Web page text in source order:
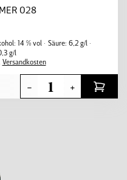
028
14 % vol Säure: 6,2 g/l
g/l
Versandkosten
- +